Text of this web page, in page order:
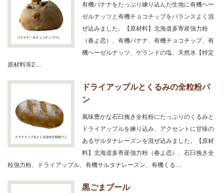
有機バナナをたっぷり練り込んだ生地に有機ヘー
ゼルナッツと有機チョコチップをバランスよく混
ぜ込みました。【原材料】北海道多寄産強力粉
（春よ恋）、有機バナナ、有機チョコチップ、有
機ヘーゼルナッツ、ゲランドの塩、天然水【特定
原材料等2…
ドライアップルとくるみの全粒粉パ
ン
風味豊かな石臼挽き全粒粉にたっぷりのくるみと
ドライアップルを練り込み、アクセントに甘味の
あるサルタナレーズンを混ぜ込みました。【原材
料】北海道多寄産強力粉（春よ恋）、石臼挽き全
粒強力粉、ドライアップル、有機サルタナレーズン、有機くる…
黒ごまブール